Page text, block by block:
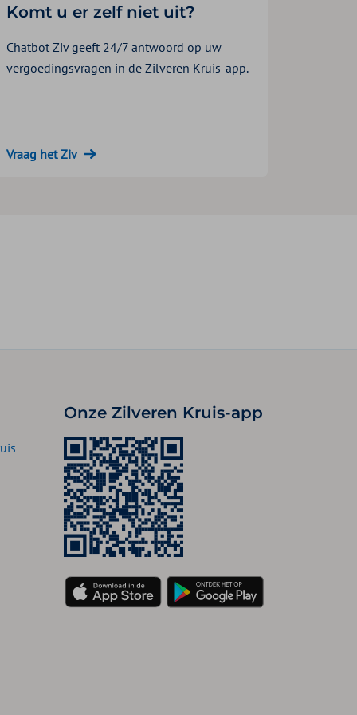
Komt u er zelf niet uit?
Chatbot Ziv geeft 24/7 antwoord op uw
vergoedingsvragen in de Zilveren Kruis-app.
Vraag het Ziv
Onze Zilveren Kruis-app